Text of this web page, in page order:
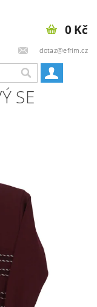
dotaz@efrim.cz
0 Kč
SE